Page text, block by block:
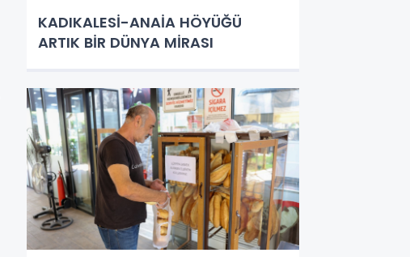
KADIKALESİ-ANAİA HÖYÜĞÜ
ARTIK BİR DÜNYA MİRASI